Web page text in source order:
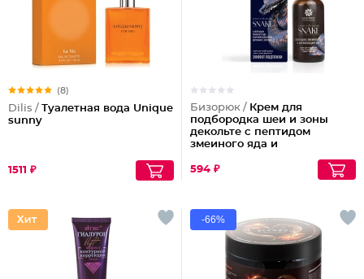
(8)
Dilis / Туалетная вода Unique
sunny
1511 ₽
Бизорюк / Крем для
подбородка шеи и зоны
декольте с пептидом
змеиного яда и
594 ₽
-66%